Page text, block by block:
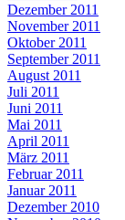
Dezember 2011
November 2011
Oktober 2011
September 2011
August 2011
Juli 2011
Juni 2011
Mai 2011
April 2011
März 2011
Februar 2011
Januar 2011
Dezember 2010